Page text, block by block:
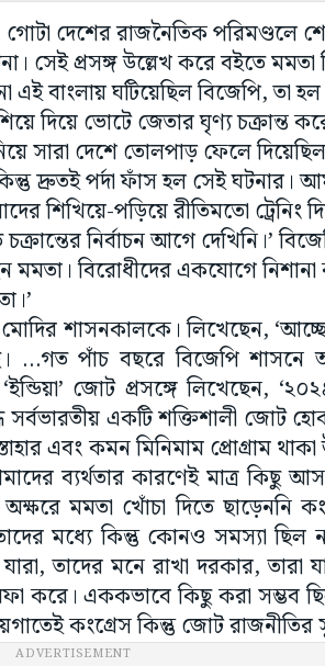
দেশের রাজনৈতিক
সেই প্রসঙ্গ উল্লেখ করে বইতে মমতা
বাংলায় ঘটিয়েছিল বিজেপি, তা হল
দিয়ে ভোটে জেতার ঘৃণ্য চক্রান্ত
সারা দেশে তোলপাড় ফেলে
দ্রুতই পর্দা ফাঁস হল সেই ঘটনার।
শিখিয়ে-পড়িয়ে রীতিমতো ট্রেনিং
নির্বাচন আগে দেখিনি।’
বিরোধীদের একযোগে
মোদির শাসনকালকে। লিখেছেন,
…গত পাঁচ বছরে বিজেপি শাসনে
জোট প্রসঙ্গে লিখেছেন,
একটি শক্তিশালী জোট
এবং কমন মিনিমাম প্রোগ্রাম
ব্যর্থতার কারণেই মাত্র কিছু
মমতা খোঁচা দিতে ছাড়েননি
মধ্যে কিন্তু কোনও সমস্যা ছিল
তাদের মনে রাখা দরকার,
করে। এককভাবে কিছু করা সম্ভব
কংগ্রেস কিন্তু জোট
ADVERTISEMENT